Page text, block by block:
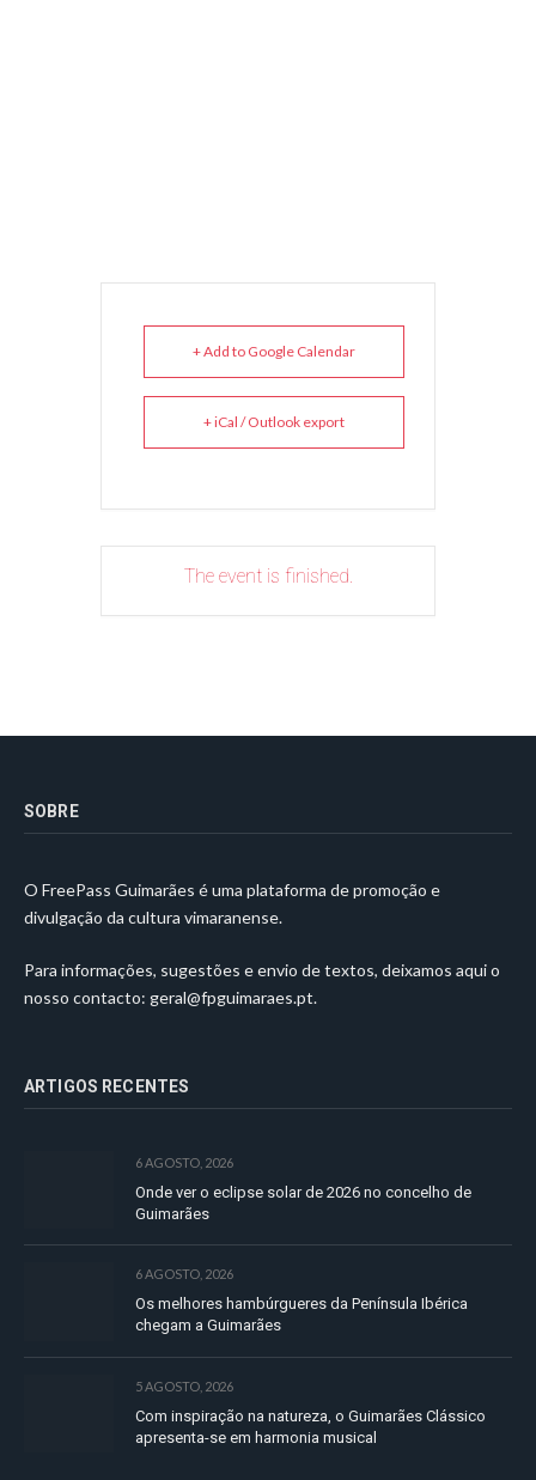
+ Add to Google Calendar
+ iCal / Outlook export
The event is finished.
SOBRE
O FreePass Guimarães é uma plataforma de promoção e
divulgação da cultura vimaranense.
Para informações, sugestões e envio de textos, deixamos aqui o
nosso contacto: geral@fpguimaraes.pt.
ARTIGOS RECENTES
6 AGOSTO, 2026
Onde ver o eclipse solar de 2026 no concelho de
Guimarães
6 AGOSTO, 2026
Os melhores hambúrgueres da Península Ibérica
chegam a Guimarães
5 AGOSTO, 2026
Com inspiração na natureza, o Guimarães Clássico
apresenta-se em harmonia musical